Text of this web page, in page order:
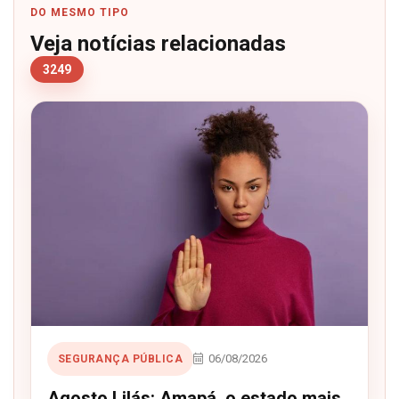
DO MESMO TIPO
Veja notícias relacionadas
3249
SEGURANÇA PÚBLICA 06/08/2026